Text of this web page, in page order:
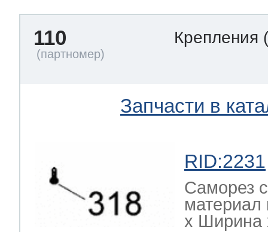
110 Крепления
Запчасти в
RID:2231
Саморез
х Ширина